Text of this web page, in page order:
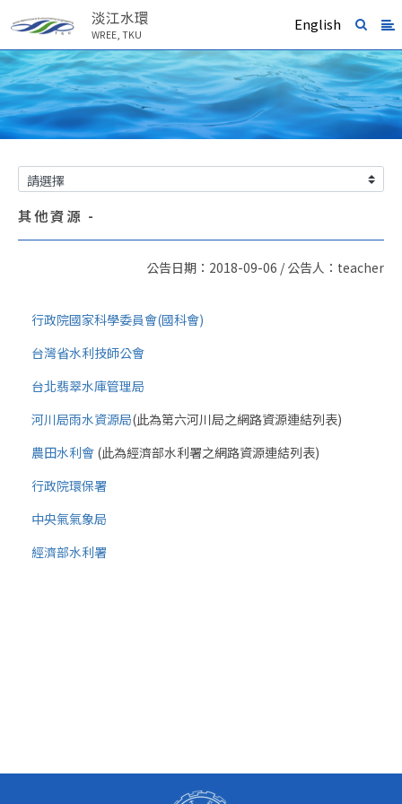
淡江水環
WREE, TKU
English
其他資源 -
公告日期：2018-09-06 / 公告人：teacher
行政院國家科學委員會(國科會)
台灣省水利技師公會
台北翡翠水庫管理局
河川局雨水資源局(此為第六河川局之網路資源連結列表)
農田水利會 (此為經濟部水利署之網路資源連結列表)
行政院環保署
中央氣氣象局
經濟部水利署